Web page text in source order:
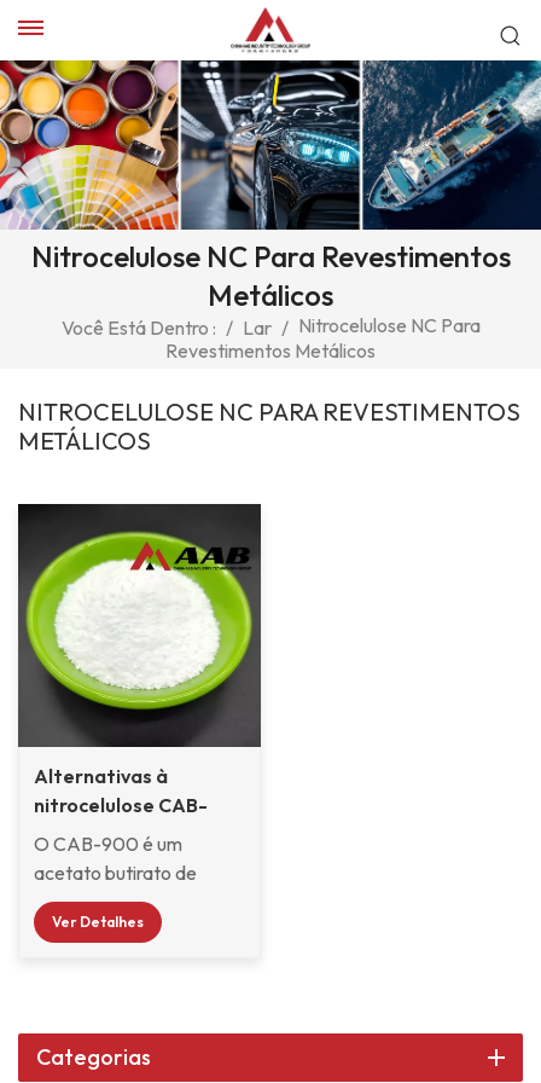
Nitrocelulose NC Para Revestimentos
Metálicos
Você Está Dentro : / Lar / Nitrocelulose NC Para
Revestimentos Metálicos
NITROCELULOSE NC PARA REVESTIMENTOS
METÁLICOS
Alternativas à
nitrocelulose CAB-
900
O CAB-900 é um
acetato butirato de
celulose (CAB)
modificado, uma
avançados da série CAB,
o CAB-900 foi
Ver Detalhes
Categorias